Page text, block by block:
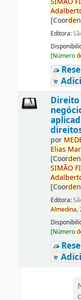
[Coorde
Editora:
[Número
Direito
por ME
Elias
[Coorde
SIMÃO
[Coorde
Editora:
Almedina,
[Número